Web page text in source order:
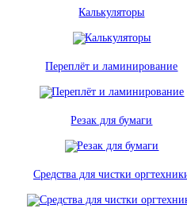
Калькуляторы
Переплёт и ламинирование
Резак для бумаги
Средства для чистки